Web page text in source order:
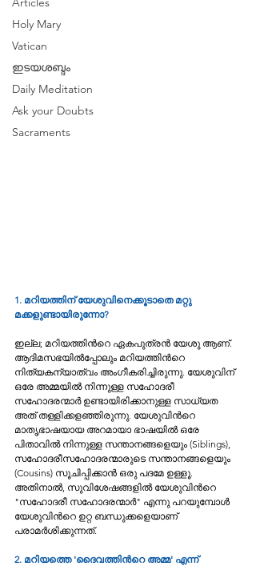
Holy Mary
Vatican
ഇടയശബ്ദം
Daily Meditation
Ask your Doubts
Sacraments
1. മറിയത്തിന് യേശുവിനെക്കൂടാതെ മറ്റു
മക്കളുണ്ടായിരുന്നോ?
ഇല്ല; മറിയത്തിന്‍റെ ഏകപുത്രന്‍ യേശു ആണ്.
ആദിമസഭയില്‍പ്പോലും മറിയത്തിന്‍റെ
നിത്യകന്യാത്വം അംഗീകരിച്ചിരുന്നു. യേശുവിന്
ഒരേ അമ്മയില്‍ നിന്നുള്ള സഹോദരീ
സഹോദരന്മാര്‍ ഉണ്ടായിരിക്കാനുള്ള സാധ്യത
അത് തള്ളിക്കളഞ്ഞിരുന്നു. യേശുവിന്‍റെ
മാതൃഭാഷയായ അറമായാ ഭാഷയില്‍ ഒരേ
പിതാവില്‍ നിന്നുള്ള സന്താനങ്ങളെയും (Siblings),
സഹോദരീസഹോദരന്മാരുടെ സന്താനങ്ങളെയും
(Cousins) സൂചിപ്പിക്കാന്‍ ഒരു പദമേ ഉള്ളൂ.
അതിനാൽ, സുവിശേഷങ്ങളില്‍ യേശുവിന്‍റെ
"സഹോദരീ സഹോദരന്മാര്‍" എന്നു പറയുമ്പോള്‍
യേശുവിന്‍റെ ഉറ്റ ബന്ധുക്കളെയാണ്
പരാമര്‍ശിക്കുന്നത്.
2. മറിയത്തെ 'ദൈവത്തിന്‍റെ അമ്മ' എന്ന്